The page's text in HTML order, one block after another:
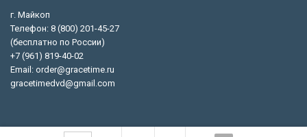
г. Майкоп
Телефон: 8 (800) 201-45-27
(бесплатно по России)
+7 (961) 819-40-02
Email: order@gracetime.ru
gracetimedvd@gmail.com